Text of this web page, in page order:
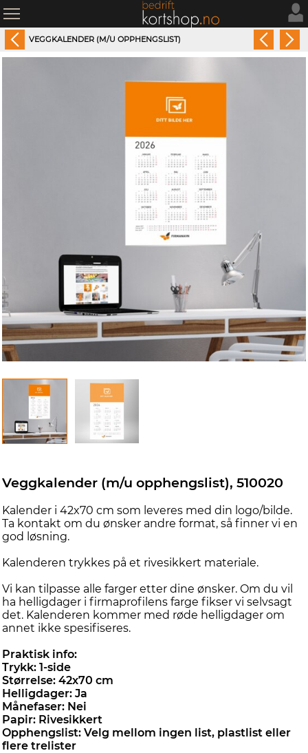
VEGGKALENDER (M/U OPPHENGSLIST)
Veggkalender (m/u opphengslist), 510020
Kalender i 42x70 cm som leveres med din logo/bilde.
Ta kontakt om du ønsker andre format, så finner vi en
god løsning.
Kalenderen trykkes på et rivesikkert materiale.
Vi kan tilpasse alle farger etter dine ønsker. Om du vil
ha helligdager i firmaprofilens farge fikser vi selvsagt
det. Kalenderen kommer med røde helligdager om
annet ikke spesifiseres.
Praktisk info:
Trykk: 1-side
Størrelse: 42x70 cm
Helligdager: Ja
Månefaser: Nei
Papir: Rivesikkert
Opphengslist: Velg mellom ingen list, plastlist eller
flere trelister